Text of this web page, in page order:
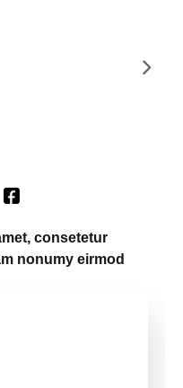
consetetur
nonumy eirmod